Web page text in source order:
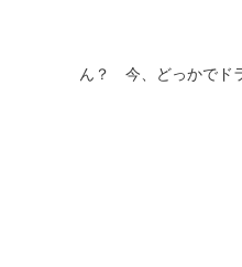
ん？ 今、どっかでド